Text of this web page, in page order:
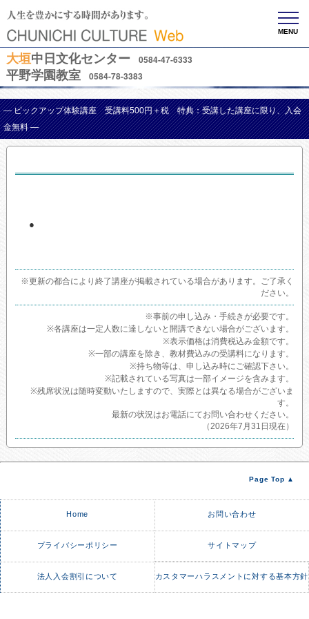
MENU
大垣中日文化センター 0584-47-6333
平野学園教室 0584-78-3383
— ピックアップ体験講座 受講料500円＋税 特典：受講した講座に限り、入会
金無料 —
●
※更新の都合により終了講座が掲載されている場合があります。ご了承く
ださい。
※事前の申し込み・手続きが必要です。
※各講座は一定人数に達しないと開講できない場合がございます。
※表示価格は消費税込み金額です。
※一部の講座を除き、教材費込みの受講料になります。
※持ち物等は、申し込み時にご確認下さい。
※記載されている写真は一部イメージを含みます。
※残席状況は随時変動いたしますので、実際とは異なる場合がございま
す。
最新の状況はお電話にてお問い合わせください。
（2026年7月31日現在）
Page Top ▲
Home お問い合わせ
プライバシーポリシー サイトマップ
法人入会割引について カスタマーハラスメントに対する基本方針